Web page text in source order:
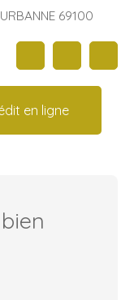
69100
en ligne